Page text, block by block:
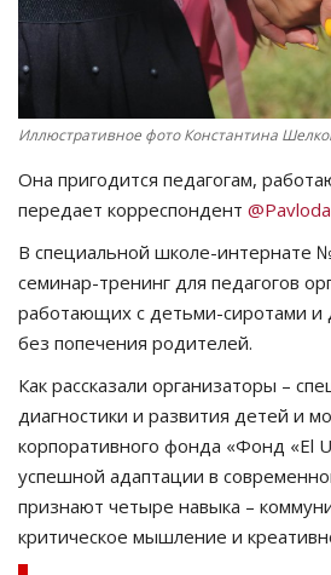
Чек-лист
РАЗВЛЕЧЕНИЯ
Курултай
Язык
Иллюстративное фото Константина
Она пригодится педагогам,
передает корреспондент
В специальной школе-интернате
семинар-тренинг для педагогов
работающих с детьми-сиротами и
без попечения родителей.
Как рассказали организаторы –
диагностики и развития детей и
корпоративного фонда «Фонд «El
успешной адаптации в
признают четыре навыка –
критическое мышление и